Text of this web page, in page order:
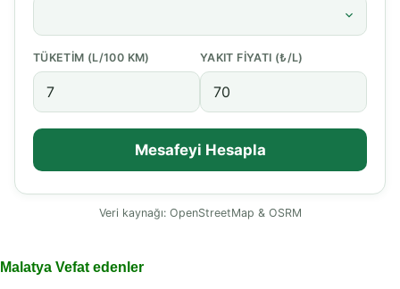
TÜKETIM (L/100 KM) YAKIT FIYATI (₺/L)
Mesafeyi Hesapla
Veri kaynağı: OpenStreetMap & OSRM
Malatya Vefat edenler